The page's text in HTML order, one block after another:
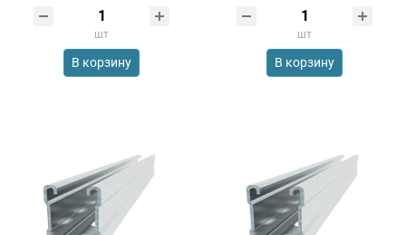
шт
В корзину
шт
В корзину